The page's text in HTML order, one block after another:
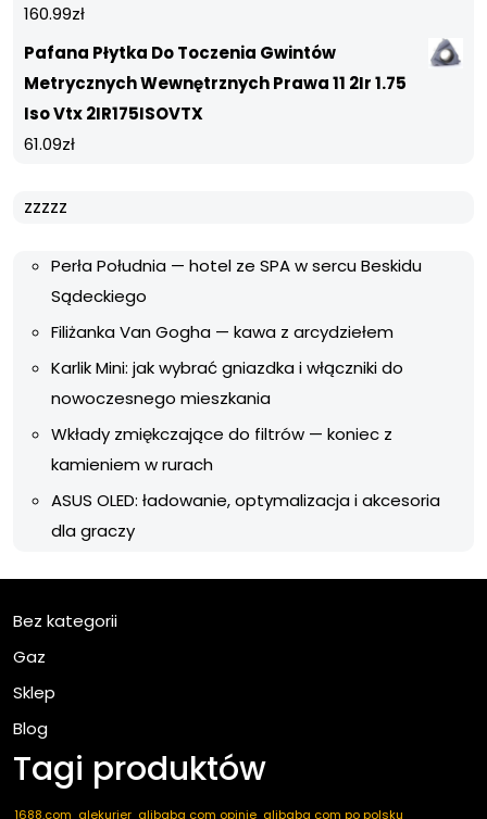
160.99zł
Pafana Płytka Do Toczenia Gwintów
Metrycznych Wewnętrznych Prawa 11 2Ir 1.75
Iso Vtx 2IR175ISOVTX
61.09zł
zzzzz
Perła Południa — hotel ze SPA w sercu Beskidu
Sądeckiego
Filiżanka Van Gogha — kawa z arcydziełem
Karlik Mini: jak wybrać gniazdka i włączniki do
nowoczesnego mieszkania
Wkłady zmiękczające do filtrów — koniec z
kamieniem w rurach
ASUS OLED: ładowanie, optymalizacja i akcesoria
dla graczy
Bez kategorii
Gaz
Sklep
Blog
Tagi produktów
1688.com alekurier alibaba com opinie alibaba com po polsku